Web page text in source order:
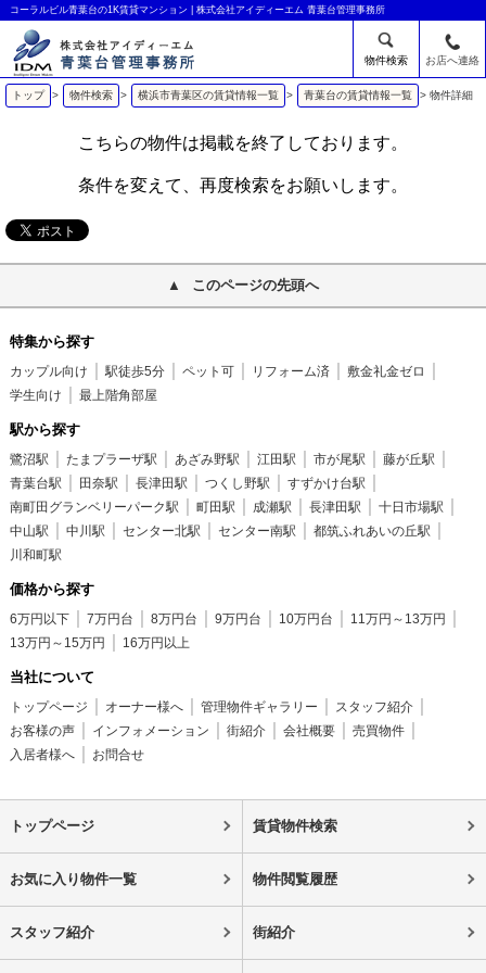
コーラルビル青葉台の1K賃貸マンション | 株式会社アイディーエム 青葉台管理事務所
物件検索 お店へ連絡
トップ > 物件検索 > 横浜市青葉区の賃貸情報一覧 > 青葉台の賃貸情報一覧 > 物件詳細
こちらの物件は掲載を終了しております。
条件を変えて、再度検索をお願いします。
このページの先頭へ
特集から探す
カップル向け 駅徒歩5分 ペット可 リフォーム済
敷金礼金ゼロ
学生向け
最上階角部屋
駅から探す
鷺沼駅 たまプラーザ駅 あざみ野駅 江田駅 市が尾駅
藤が丘駅
青葉台駅
田奈駅 長津田駅 つくし野駅
すずかけ台駅
南町田グランベリーパーク駅
町田駅 成瀬駅 長津田駅
十日市場駅
中山駅
中川駅 センター北駅 センター南駅
都筑ふれあいの丘駅
川和町駅
価格から探す
6万円以下 7万円台 8万円台 9万円台 10万円台
11万円～13万円
13万円～15万円
16万円以上
当社について
トップページ オーナー様へ 管理物件ギャラリー
スタッフ紹介
お客様の声
インフォメーション 街紹介 会社概要
売買物件
入居者様へ
お問合せ
トップページ 賃貸物件検索
お気に入り物件一覧 物件閲覧履歴
スタッフ紹介 街紹介